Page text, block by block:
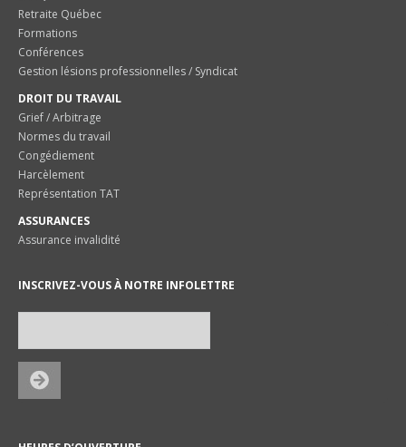
Retraite Québec
Formations
Conférences
Gestion lésions professionnelles / Syndicat
DROIT DU TRAVAIL
Grief / Arbitrage
Normes du travail
Congédiement
Harcèlement
Représentation TAT
ASSURANCES
Assurance invalidité
INSCRIVEZ-VOUS À NOTRE INFOLETTRE